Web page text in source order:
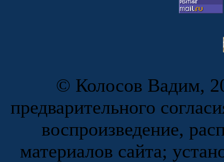
© Колосов Вадим,
предварительного
воспроизведение,
материалов сайта;